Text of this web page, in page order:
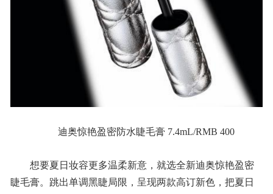
迪奥惊艳盈密防水睫毛膏 7.4mL/RMB 400
想要夏日妆容更多温柔新意，就选全新迪奥惊艳盈密
睫毛膏。跳出单调黑睫局限，呈现两款高订新色，把夏日